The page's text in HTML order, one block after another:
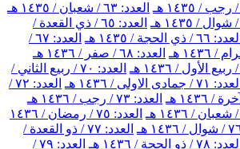
العدد: ٦٣ / شعبان / ١٤٣٥ هـ
العدد: ٦٥ / ذي القعدة /
العدد: ٦٦ / ذي الحجة / ١٤٣٥ هـ
العدد: ٦٧ /
هـ
العدد: ٦٨ / صفر / ١٤٣٦ هـ
العدد: ٧٠ / ربيع الثاني /
العدد: ٧١ / جمادى الاولى / ١٤٣٦ هـ
العدد: ٧٢ /
١٤٣٦ هـ
العدد: ٧٣ / رجب / ١٤٣٦ هـ
العدد: ٧٥ / رمضان / ١٤٣٦
العدد: ٧٧ / ذو القعدة /
العدد: ٧٨ / ذو الحجة / ١٤٣٦ هـ
العدد: ٧٩ /